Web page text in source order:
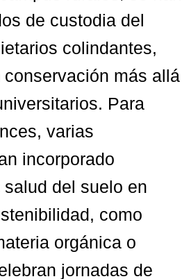
de custodia del
colindantes,
más allá
Para
varias
del suelo en
, como
orgánica o
jornadas de